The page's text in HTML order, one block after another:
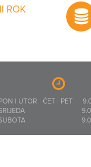
ROK
| UTOR | ČET | PET